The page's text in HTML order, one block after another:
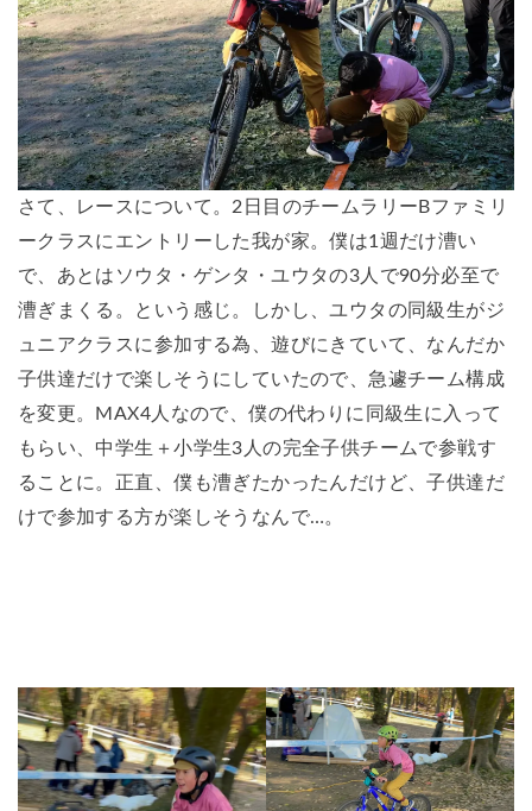
さて、レースについて。2日目のチームラリーBファミリ
ークラスにエントリーした我が家。僕は1週だけ漕い
で、あとはソウタ・ゲンタ・ユウタの3人で90分必至で
漕ぎまくる。という感じ。しかし、ユウタの同級生がジ
ュニアクラスに参加する為、遊びにきていて、なんだか
子供達だけで楽しそうにしていたので、急遽チーム構成
を変更。MAX4人なので、僕の代わりに同級生に入って
もらい、中学生＋小学生3人の完全子供チームで参戦す
ることに。正直、僕も漕ぎたかったんだけど、子供達だ
けで参加する方が楽しそうなんで…。